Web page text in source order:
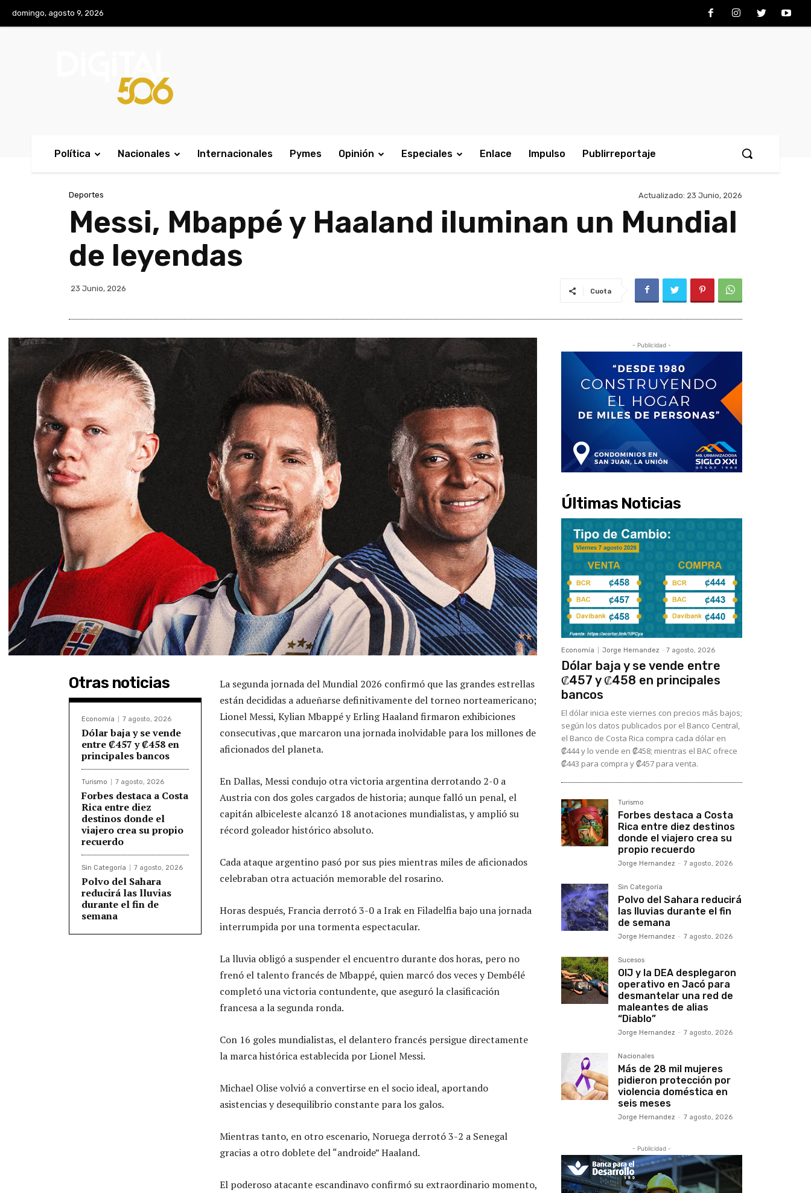
domingo, agosto 9, 2026
Política Nacionales Internacionales Pymes Opinión Especiales Enlace Impulso Publirreportaje
Deportes Actualizado: 23 Junio, 2026
Messi, Mbappé y Haaland iluminan un Mundial
de leyendas
23 Junio, 2026 Cuota
Otras noticias
Economía 7 agosto, 2026
Dólar baja y se vende
entre ₡457 y ₡458 en
principales bancos
Turismo 7 agosto, 2026
Forbes destaca a Costa
Rica entre diez
destinos donde el
viajero crea su propio
recuerdo
Sin Categoría 7 agosto, 2026
Polvo del Sahara
reducirá las lluvias
durante el fin de
semana
La segunda jornada del Mundial 2026 confirmó que las grandes estrellas
están decididas a adueñarse definitivamente del torneo norteamericano;
Lionel Messi, Kylian Mbappé y Erling Haaland firmaron exhibiciones
consecutivas ,que marcaron una jornada inolvidable para los millones de
aficionados del planeta.
En Dallas, Messi condujo otra victoria argentina derrotando 2-0 a
Austria con dos goles cargados de historia; aunque falló un penal, el
capitán albiceleste alcanzó 18 anotaciones mundialistas, y amplió su
récord goleador histórico absoluto.
Cada ataque argentino pasó por sus pies mientras miles de aficionados
celebraban otra actuación memorable del rosarino.
Horas después, Francia derrotó 3-0 a Irak en Filadelfia bajo una jornada
interrumpida por una tormenta espectacular.
La lluvia obligó a suspender el encuentro durante dos horas, pero no
frenó el talento francés de Mbappé, quien marcó dos veces y Dembélé
completó una victoria contundente, que aseguró la clasificación
francesa a la segunda ronda.
Con 16 goles mundialistas, el delantero francés persigue directamente
la marca histórica establecida por Lionel Messi.
Michael Olise volvió a convertirse en el socio ideal, aportando
asistencias y desequilibrio constante para los galos.
Mientras tanto, en otro escenario, Noruega derrotó 3-2 a Senegal
gracias a otro doblete del “androide” Haaland.
El poderoso atacante escandinavo confirmó su extraordinario momento,
- Publicidad -
Últimas Noticias
Economía Jorge Hernandez - 7 agosto, 2026
Dólar baja y se vende entre
₡457 y ₡458 en principales
bancos
El dólar inicia este viernes con precios más bajos;
según los datos publicados por el Banco Central,
el Banco de Costa Rica compra cada dólar en
₡444 y lo vende en ₡458; mientras el BAC ofrece
₡443 para compra y ₡457 para venta.
Turismo
Forbes destaca a Costa
Rica entre diez destinos
donde el viajero crea su
propio recuerdo
Jorge Hernandez - 7 agosto, 2026
Sin Categoría
Polvo del Sahara reducirá
las lluvias durante el fin
de semana
Jorge Hernandez - 7 agosto, 2026
Sucesos
OIJ y la DEA desplegaron
operativo en Jacó para
desmantelar una red de
maleantes de alias
“Diablo”
Jorge Hernandez - 7 agosto, 2026
Nacionales
Más de 28 mil mujeres
pidieron protección por
violencia doméstica en
seis meses
Jorge Hernandez - 7 agosto, 2026
- Publicidad -